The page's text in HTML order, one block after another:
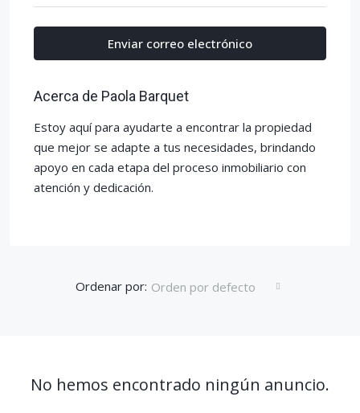
Enviar correo electrónico
Acerca de Paola Barquet
Estoy aquí para ayudarte a encontrar la propiedad
que mejor se adapte a tus necesidades, brindando
apoyo en cada etapa del proceso inmobiliario con
atención y dedicación.
Ordenar por: Orden por defecto
No hemos encontrado ningún anuncio.